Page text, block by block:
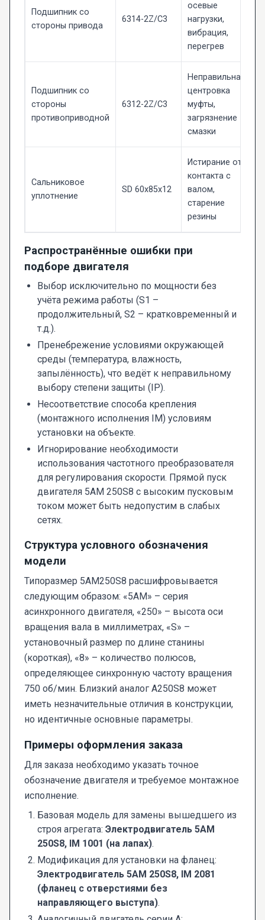
Подшипник со
стороны привода
6314-2Z/C3
осевые
нагрузки,
вибрация,
перегрев
Подшипник со
стороны
противоприводной
6312-2Z/C3
Неправильная
центровка
муфты,
загрязнение
смазки
Cальниковое
уплотнение
SD 60x85x12
Истирание от
контакта с
валом,
старение
резины
Распространённые ошибки при
подборе двигателя
Выбор исключительно по мощности без
учёта режима работы (S1 –
продолжительный, S2 – кратковременный и
т.д.).
Пренебрежение условиями окружающей
среды (температура, влажность,
запылённость), что ведёт к неправильному
выбору степени защиты (IP).
Несоответствие способа крепления
(монтажного исполнения IM) условиям
установки на объекте.
Игнорирование необходимости
использования частотного преобразователя
для регулирования скорости. Прямой пуск
двигателя 5AM 250S8 с высоким пусковым
током может быть недопустим в слабых
сетях.
Структура условного обозначения
модели
Типоразмер 5AM250S8 расшифровывается
следующим образом: «5АМ» – серия
асинхронного двигателя, «250» – высота оси
вращения вала в миллиметрах, «S» –
установочный размер по длине станины
(короткая), «8» – количество полюсов,
определяющее синхронную частоту вращения
750 об/мин. Близкий аналог A250S8 может
иметь незначительные отличия в конструкции,
но идентичные основные параметры.
Примеры оформления заказа
Для заказа необходимо указать точное
обозначение двигателя и требуемое монтажное
исполнение.
Базовая модель для замены вышедшего из
строя агрегата:Электродвигатель 5AM
250S8, IM 1001 (на лапах).
Модификация для установки на фланец:
Электродвигатель 5AM 250S8, IM 2081
(фланец с отверстиями без
направляющего выступа).